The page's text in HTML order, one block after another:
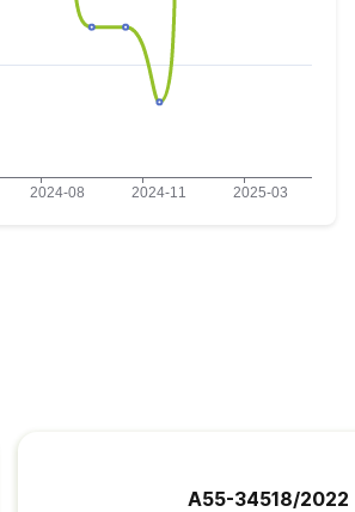
А55-34518/2022